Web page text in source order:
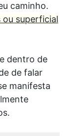
caminho.
ou superficial
dentro de
de falar
manifesta